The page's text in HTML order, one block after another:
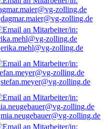
dagmar.maier@vg-zolling.de
erika.mehl@vg-zolling.de
stefan.meyer@vg-zolling.de
mia.neugebauer@vg-zolling.de